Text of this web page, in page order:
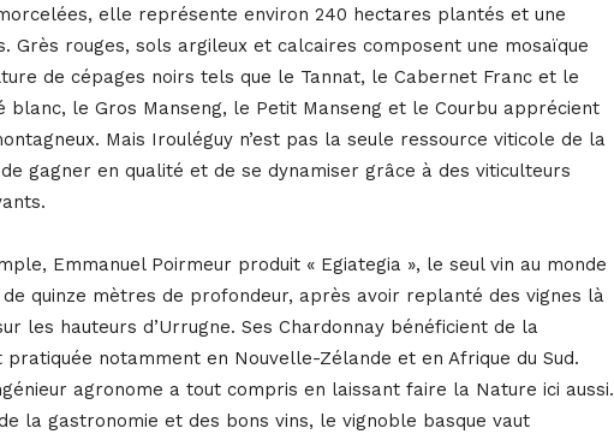
elle représente environ 240 hectares plantés et une
Grès rouges, sols argileux et calcaires composent une mosaïque
de cépages noirs tels que le Tannat, le Cabernet Franc et le
blanc, le Gros Manseng, le Petit Manseng et le Courbu apprécient
Mais Irouléguy n’est pas la seule ressource viticole de la
gagner en qualité et de se dynamiser grâce à des viticulteurs
Emmanuel Poirmeur produit « Egiategia », le seul vin au monde
quinze mètres de profondeur, après avoir replanté des vignes là
les hauteurs d’Urrugne. Ses Chardonnay bénéficient de la
pratiquée notamment en Nouvelle-Zélande et en Afrique du Sud.
agronome a tout compris en laissant faire la Nature ici aussi.
la gastronomie et des bons vins, le vignoble basque vaut